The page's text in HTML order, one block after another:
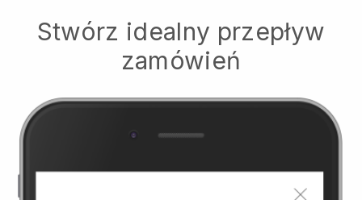
Stwórz idealny przepływ
zamówień